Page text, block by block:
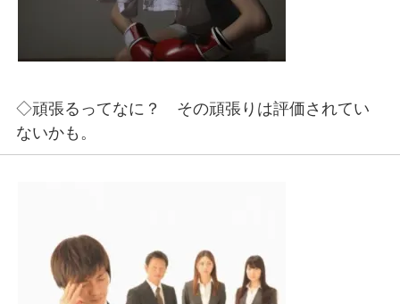
◇頑張るってなに？ その頑張りは評価されてい
ないかも。